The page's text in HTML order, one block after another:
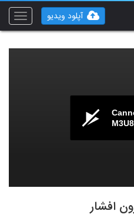
Toggle
آپلود ویدیو
افشار